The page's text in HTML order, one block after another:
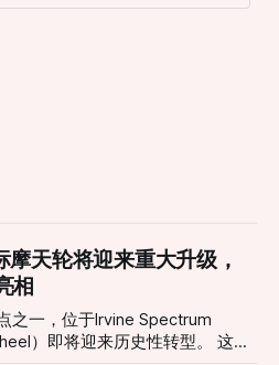
every 20
estimates
天轮将迎来重大升级，
相
之一，位于Irvine Spectrum
）即将迎来历史性转型。 这座